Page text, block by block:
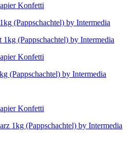
Konfetti
(Pappschachtel) by Intermedia
Konfetti
(Pappschachtel) by Intermedia
Konfetti
1kg (Pappschachtel) by Intermedia